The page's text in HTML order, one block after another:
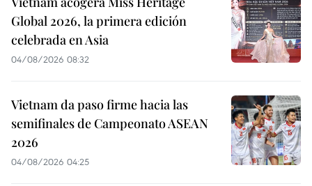
Global 2026, la primera edición
celebrada en Asia
04/08/2026 08:32
Vietnam da paso firme hacia las
semifinales de Campeonato ASEAN
2026
04/08/2026 04:25